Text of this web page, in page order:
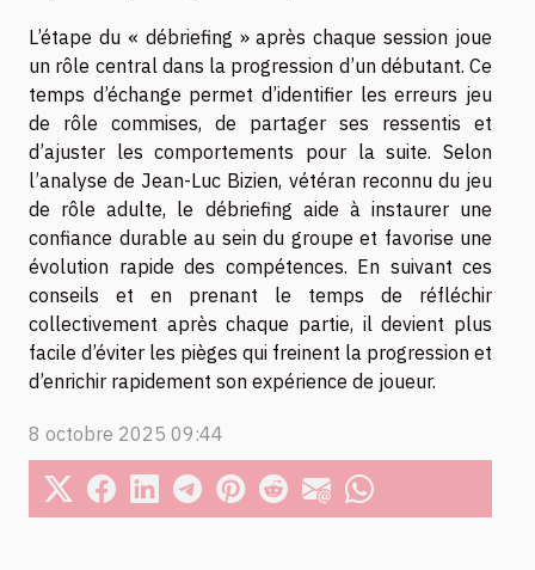
L’étape du « débriefing » après chaque session joue
un rôle central dans la progression d’un débutant. Ce
temps d’échange permet d’identifier les erreurs jeu
de rôle commises, de partager ses ressentis et
d’ajuster les comportements pour la suite. Selon
l’analyse de Jean-Luc Bizien, vétéran reconnu du jeu
de rôle adulte, le débriefing aide à instaurer une
confiance durable au sein du groupe et favorise une
évolution rapide des compétences. En suivant ces
conseils et en prenant le temps de réfléchir
collectivement après chaque partie, il devient plus
facile d’éviter les pièges qui freinent la progression et
d’enrichir rapidement son expérience de joueur.
8 octobre 2025 09:44